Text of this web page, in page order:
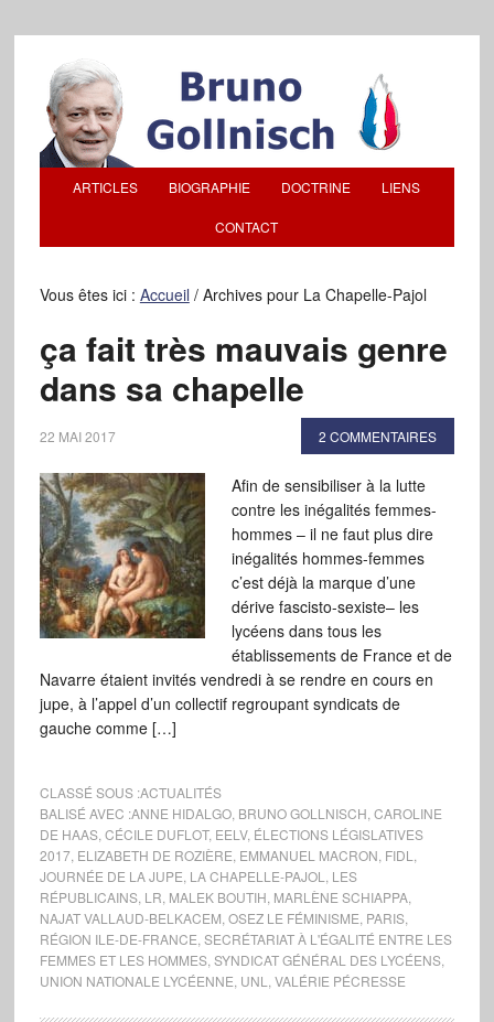
ARTICLES BIOGRAPHIE DOCTRINE LIENS
CONTACT
Vous êtes ici : Accueil /Archives pour La Chapelle-Pajol
ça fait très mauvais genre
dans sa chapelle
22 MAI 2017 2 COMMENTAIRES
Afin de sensibiliser à la lutte
contre les inégalités femmes-
hommes – il ne faut plus dire
inégalités hommes-femmes
c’est déjà la marque d’une
dérive fascisto-sexiste– les
lycéens dans tous les
établissements de France et de
Navarre étaient invités vendredi à se rendre en cours en
jupe, à l’appel d’un collectif regroupant syndicats de
gauche comme […]
CLASSÉ SOUS :ACTUALITÉS
BALISÉ AVEC :ANNE HIDALGO, BRUNO GOLLNISCH CAROLINE
DE HAAS, CÉCILE DUFLOT, EELV, ÉLECTIONS LÉGISLATIVES
2017, ELIZABETH DE ROZIÈRE EMMANUEL MACRON FIDL
JOURNÉE DE LA JUPE LA CHAPELLE-PAJOL
LES
RÉPUBLICAINS, LR MALEK BOUTIH MARLÈNE SCHIAPPA,
NAJAT VALLAUD-BELKACEM OSEZ LE FÉMINISME PARIS,
RÉGION ILE-DE-FRANCE SECRÉTARIAT À L'ÉGALITÉ ENTRE LES
FEMMES ET LES HOMMES, SYNDICAT GÉNÉRAL DES LYCÉENS,
UNION NATIONALE LYCÉENNE UNL VALÉRIE PÉCRESSE